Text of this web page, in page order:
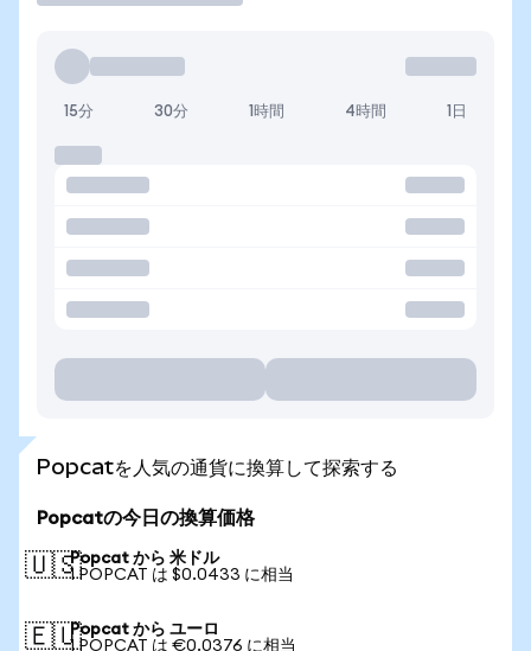
15分 30分 1時間 4時間 1日
Popcatを人気の通貨に換算して探索する
Popcatの今日の換算価格
🇺🇸Popcat から 米ドル
1 POPCAT は $0.0433 に相当
🇪🇺Popcat から ユーロ
1 POPCAT は €0.0376 に相当